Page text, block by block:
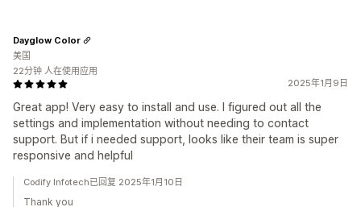
2025年1月9日
Great app! Very easy to install and use. I figured out all the
settings and implementation without needing to contact
support. But if i needed support, looks like their team is super
responsive and helpful
Dayglow Color
美国
22分钟 人在使用应用
Codify Infotech已回复 2025年1月10日
Thank you